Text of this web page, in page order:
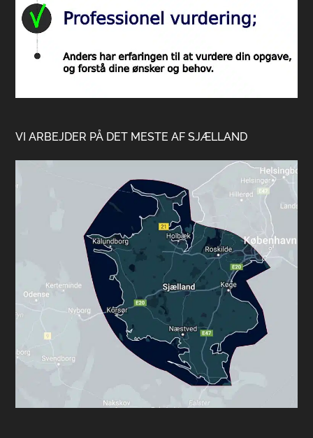
VI ARBEJDER PÅ DET MESTE AF SJÆLLAND